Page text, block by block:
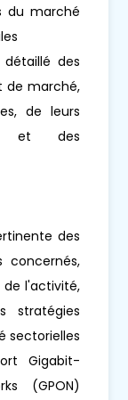
du marché
des
de marché,
de leurs
et des
des
concernés,
l'activité,
stratégies
sectorielles
Gigabit-
(GPON)